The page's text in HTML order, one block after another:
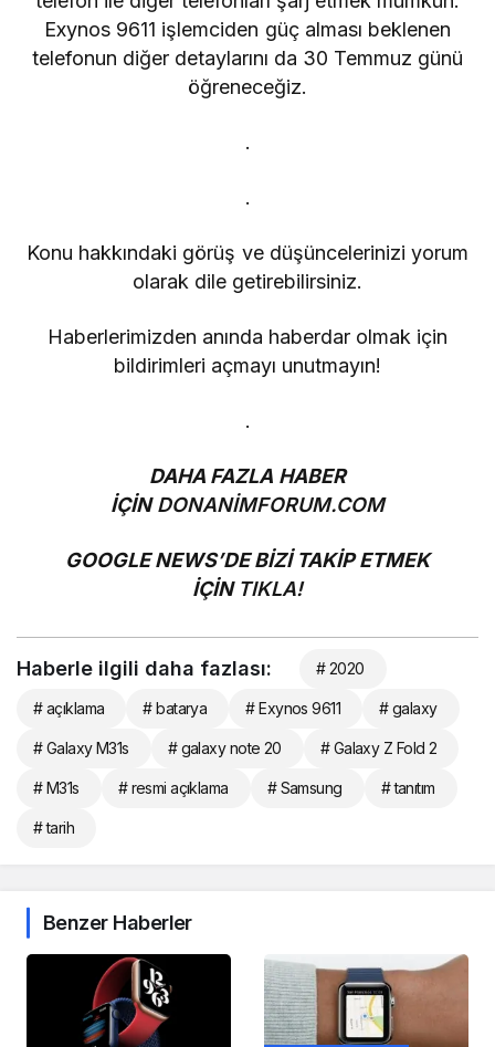
Exynos 9611 işlemciden güç alması beklenen
telefonun diğer detaylarını da 30 Temmuz günü
öğreneceğiz.
.
.
Konu hakkındaki görüş ve düşüncelerinizi yorum
olarak dile getirebilirsiniz.
Haberlerimizden anında haberdar olmak için
bildirimleri açmayı unutmayın!
.
DAHA FAZLA HABER
İÇİNDONANİMFORUM.COM
GOOGLE NEWS’DE BİZİ TAKİP ETMEK
İÇİN TIKLA!
Haberle ilgili daha fazlası: # 2020
# açıklama # batarya # Exynos 9611 # galaxy
# Galaxy M31s # galaxy note 20 # Galaxy Z Fold 2
# M31s # resmi açıklama # Samsung # tanıtım
# tarih
Benzer Haberler